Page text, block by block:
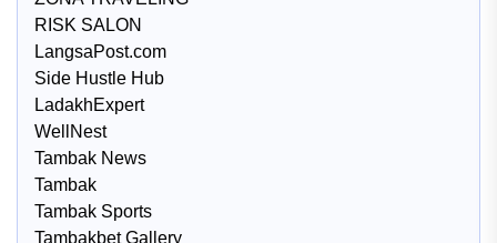
RISK SALON
LangsaPost.com
Side Hustle Hub
LadakhExpert
WellNest
Tambak News
Tambak
Tambak Sports
Tambakbet Gallery